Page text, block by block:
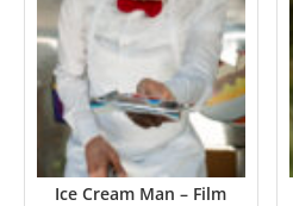
Ice Cream Man – Film